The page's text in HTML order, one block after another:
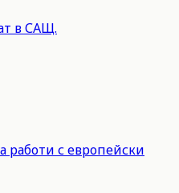
в САЩ.
работи с европейски